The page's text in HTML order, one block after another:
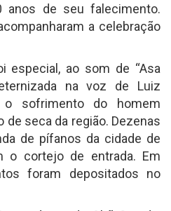
anos de seu falecimento.
a celebração
especial, ao som de “Asa
na voz de Luiz
o sofrimento do homem
seca da região. Dezenas
de pífanos da cidade de
o cortejo de entrada. Em
foram depositados no